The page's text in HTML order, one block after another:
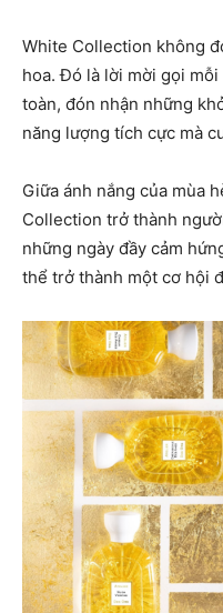
White Collection không
hoa. Đó là lời mời gọi
toàn, đón nhận những
năng lượng tích cực mà
Giữa ánh nắng của mùa
Collection trở thành
những ngày đầy cảm
thể trở thành một cơ hội